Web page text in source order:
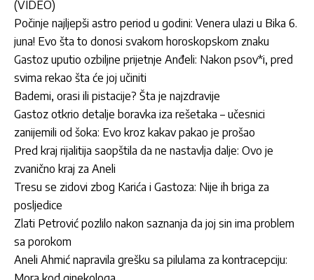
(VIDEO)
Počinje najljepši astro period u godini: Venera ulazi u Bika 6.
juna! Evo šta to donosi svakom horoskopskom znaku
Gastoz uputio ozbiljne prijetnje Anđeli: Nakon psov*i, pred
svima rekao šta će joj učiniti
Bademi, orasi ili pistacije? Šta je najzdravije
Gastoz otkrio detalje boravka iza rešetaka – učesnici
zanijemili od šoka: Evo kroz kakav pakao je prošao
Pred kraj rijalitija saopštila da ne nastavlja dalje: Ovo je
zvanično kraj za Aneli
Tresu se zidovi zbog Karića i Gastoza: Nije ih briga za
posljedice
Zlati Petrović pozlilo nakon saznanja da joj sin ima problem
sa porokom
Aneli Ahmić napravila grešku sa pilulama za kontracepciju: